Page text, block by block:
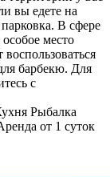
вы едете на
В сфере
место
барбекю. Для
с
Рыбалка
от 1 суток